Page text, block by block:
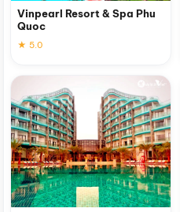
Vinpearl Resort & Spa Phu
Quoc
★ 5.0